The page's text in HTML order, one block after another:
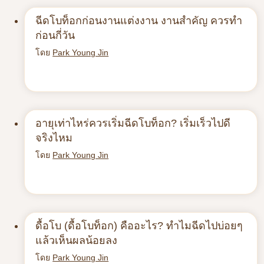
ฉีดโบท็อกก่อนงานแต่งงาน งานสำคัญ ควรทำ
ก่อนกี่วัน
โดย Park Young Jin
อายุเท่าไหร่ควรเริ่มฉีดโบท็อก? เริ่มเร็วไปดี
จริงไหม
โดย Park Young Jin
ดื้อโบ (ดื้อโบท็อก) คืออะไร? ทำไมฉีดไปบ่อยๆ
แล้วเห็นผลน้อยลง
โดย Park Young Jin